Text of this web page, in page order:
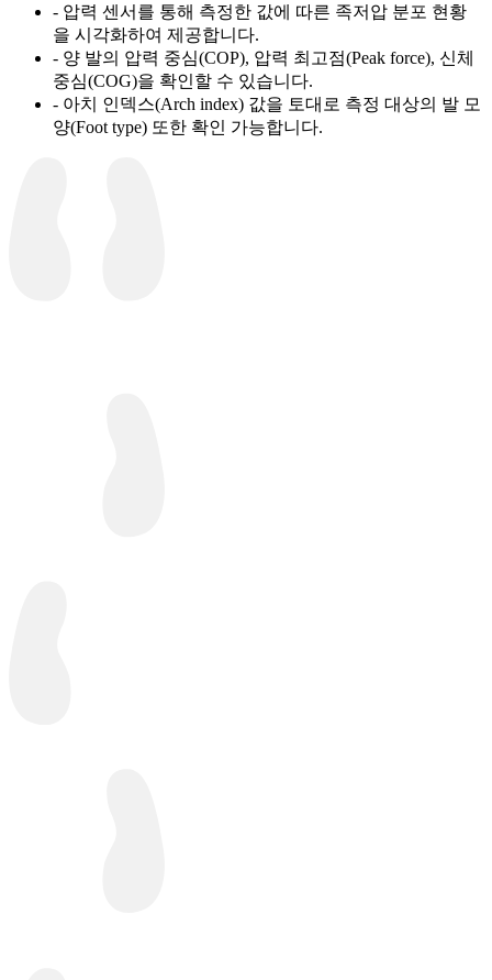
- 압력 센서를 통해 측정한 값에 따른 족저압 분포 현황
을 시각화하여 제공합니다.
- 양 발의 압력 중심(COP), 압력 최고점(Peak force), 신체
중심(COG)을 확인할 수 있습니다.
- 아치 인덱스(Arch index) 값을 토대로 측정 대상의 발 모
양(Foot type) 또한 확인 가능합니다.